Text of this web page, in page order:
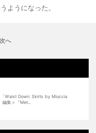
ようになった。
次へ
「Waist Down: Skirts by Miuccia
集＝『Met...